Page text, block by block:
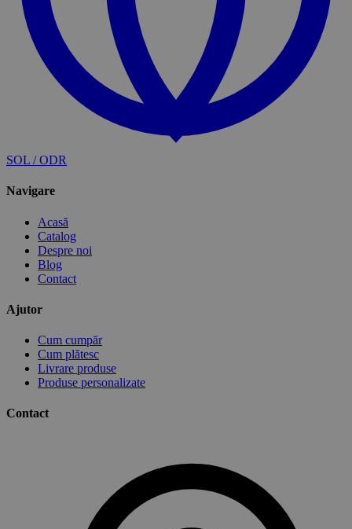
SOL / ODR
Navigare
Acasă
Catalog
Despre noi
Blog
Contact
Ajutor
Cum cumpăr
Cum plătesc
Livrare produse
Produse personalizate
Contact